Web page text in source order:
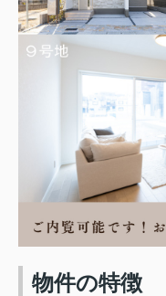
物件の特徴